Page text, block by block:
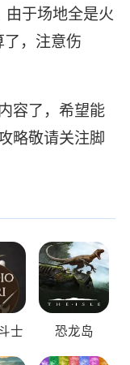
由于场地全是火
了，注意伤
容了，希望能
略敬请关注脚
士 恐龙岛